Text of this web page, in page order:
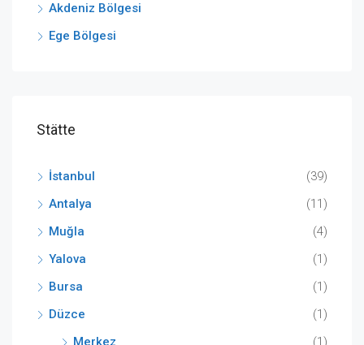
Akdeniz Bölgesi
Ege Bölgesi
Stätte
İstanbul
(39)
Antalya
(11)
Muğla
(4)
Yalova
(1)
Bursa
(1)
Düzce
(1)
Merkez
(1)